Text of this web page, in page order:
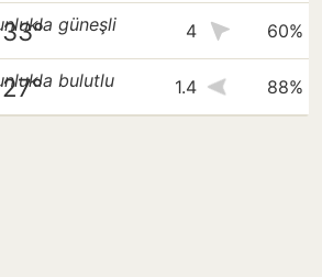
33° 4 60%
27° 1.4 88%